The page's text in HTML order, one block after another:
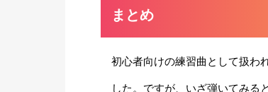
まとめ
初心者向けの練習曲として扱わ
した。ですが、いざ弾いてみる